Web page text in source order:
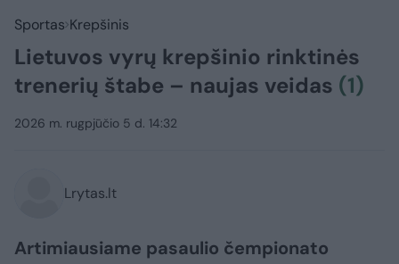
Sportas Krepšinis
Lietuvos vyrų krepšinio rinktinės
trenerių štabe – naujas veidas (1)
2026 m. rugpjūčio 5 d. 14:32
Lrytas.lt
Artimiausiame pasaulio čempionato